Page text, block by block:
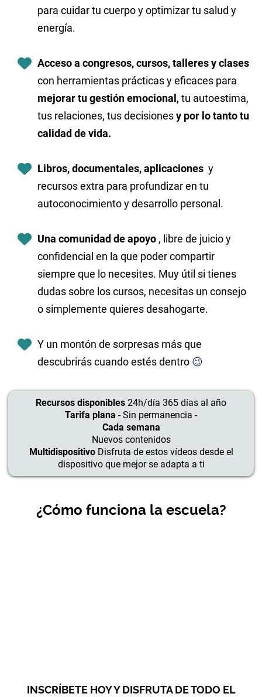
para cuidar tu cuerpo y optimizar tu salud y
energía.
Acceso a congresos, cursos, talleres y clases
con herramientas prácticas y eficaces para
mejorar tu gestión emocional , tu autoestima,
tus relaciones, tus decisionesy por lo tanto tu
calidad de vida.
Libros, documentales, aplicaciones y
recursos extra para profundizar en tu
autoconocimiento y desarrollo personal.
Una comunidad de apoyo , libre de juicio y
confidencial en la que poder compartir
siempre que lo necesites. Muy útil si tienes
dudas sobre los cursos, necesitas un consejo
o simplemente quieres desahogarte.
Y un montón de sorpresas más que
descubrirás cuando estés dentro 😉
Recursos disponibles 24h/día 365 días al año
Tarifa plana - Sin permanencia -
Cada semana
Nuevos contenidos
Multidispositivo Disfruta de estos vídeos desde el
dispositivo que mejor se adapta a ti
¿Cómo funciona la escuela?
INSCRÍBETE HOY Y DISFRUTA DE TODO EL